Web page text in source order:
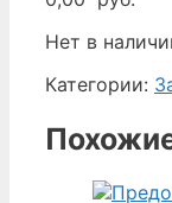
Нет в
Категории: